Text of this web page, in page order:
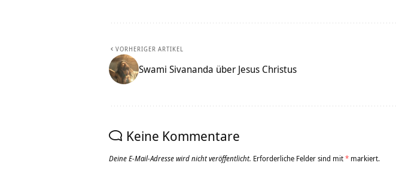
VORHERIGER ARTIKEL
Swami Sivananda über Jesus Christus
Keine Kommentare
Deine E-Mail-Adresse wird nicht veröffentlicht. Erforderliche Felder sind mit* markiert.